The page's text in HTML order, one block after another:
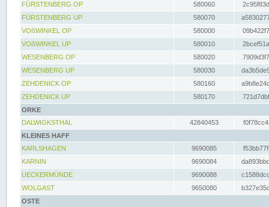
FÜRSTENBERG OP
580060
FÜRSTENBERG UP
580070
VOßWINKEL OP
580000
VOßWINKEL UP
580010
WESENBERG OP
580020
WESENBERG UP
580030
ZEHDENICK OP
580160
ZEHDENICK UP
580170
ORKE
DALWIGKSTHAL
42840453
KLEINES HAFF
KARLSHAGEN
9690085
KARNIN
9690084
UECKERMÜNDE
9690088
WOLGAST
9650080
OSTE